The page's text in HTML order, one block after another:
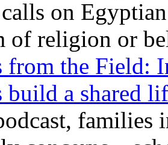
on
of religion or
from the Field:
build a shared
families